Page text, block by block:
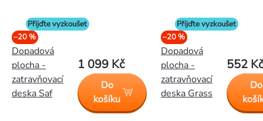
Přijďte vyzkoušet
–20 %
Dopadová
plocha -
zatravňovací
deska Saf
1 099 Kč
Do
košíku
Přijďte vyzkoušet
–20 %
Dopadová
plocha -
zatravňovací
deska Grass
552 Kč
Do